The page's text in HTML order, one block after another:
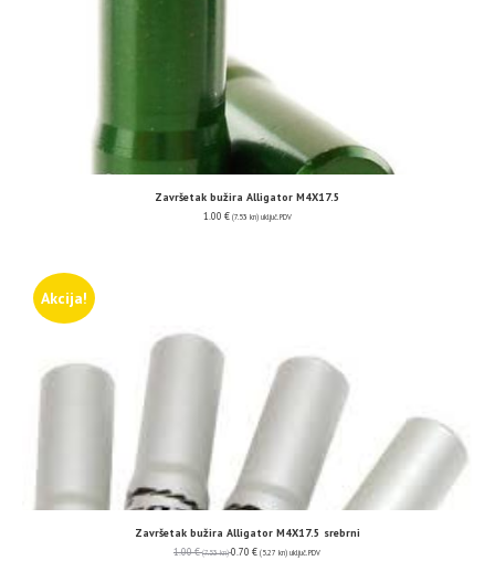
Završetak bužira Alligator M4X17.5
1.00 € (7.53 kn) uključ. PDV
Akcija!
Završetak bužira Alligator M4X17.5 srebrni
1.00€ (7.53 kn) 0.70 € (5.27 kn) uključ. PDV